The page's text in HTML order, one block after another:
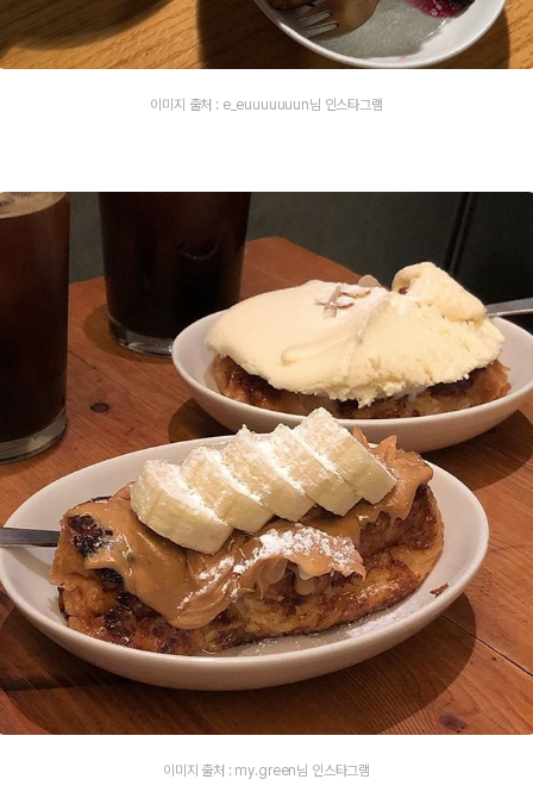
이미지 출처 : e_euuuuuuun님 인스타그램
이미지 출처 : my.green님 인스타그램